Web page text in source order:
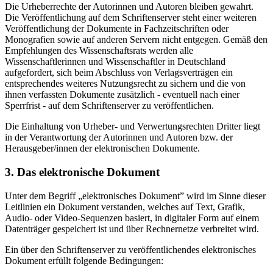
Die Urheberrechte der Autorinnen und Autoren bleiben gewahrt.
Die Veröffentlichung auf dem Schriftenserver steht einer weiteren
Veröffentlichung der Dokumente in Fachzeitschriften oder
Monografien sowie auf anderen Servern nicht entgegen. Gemäß den
Empfehlungen des Wissenschaftsrats werden alle
Wissenschaftlerinnen und Wissenschaftler in Deutschland
aufgefordert, sich beim Abschluss von Verlagsverträgen ein
entsprechendes weiteres Nutzungsrecht zu sichern und die von
ihnen verfassten Dokumente zusätzlich - eventuell nach einer
Sperrfrist - auf dem Schriftenserver zu veröffentlichen.
Die Einhaltung von Urheber- und Verwertungsrechten Dritter liegt
in der Verantwortung der Autorinnen und Autoren bzw. der
Herausgeber/innen der elektronischen Dokumente.
3. Das elektronische Dokument
Unter dem Begriff „elektronisches Dokument” wird im Sinne dieser
Leitlinien ein Dokument verstanden, welches auf Text, Grafik,
Audio- oder Video-Sequenzen basiert, in digitaler Form auf einem
Datenträger gespeichert ist und über Rechnernetze verbreitet wird.
Ein über den Schriftenserver zu veröffentlichendes elektronisches
Dokument erfüllt folgende Bedingungen: